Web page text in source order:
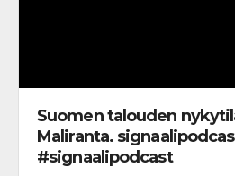
Suomen talouden
Maliranta.
#signaalipodcast